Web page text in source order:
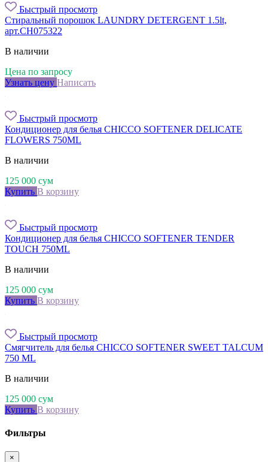
Быстрый просмотр
Стиральный порошок LAUNDRY DETERGENT 1.5lt,
арт.CH075322
В наличии
Цена по запросу
Узнать цену Написать
Быстрый просмотр
Кондиционер для белья CHICCO SOFTENER DELICATE
FLOWERS 750ML
В наличии
125 000 сум
Купить В корзину
Быстрый просмотр
Кондиционер для белья CHICCO SOFTENER TENDER
TOUСH 750ML
В наличии
125 000 сум
Купить В корзину
Быстрый просмотр
Смягчитель для белья CHICCO SOFTENER SWEET TALCUM
750 ML
В наличии
125 000 сум
Купить В корзину
Фильтры
×